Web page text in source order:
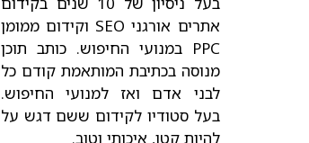
אתרים אורגני SEO וקידום ממומן
PPC במנועי החיפוש.
כותב תוכן
מנוסה בכתיבת המותאמת קודם כל
לבני אדם ואז למנועי החיפוש.
בעל סטודיו לקידום ששם דגש על
להיות קטן, איכותי וטוב.